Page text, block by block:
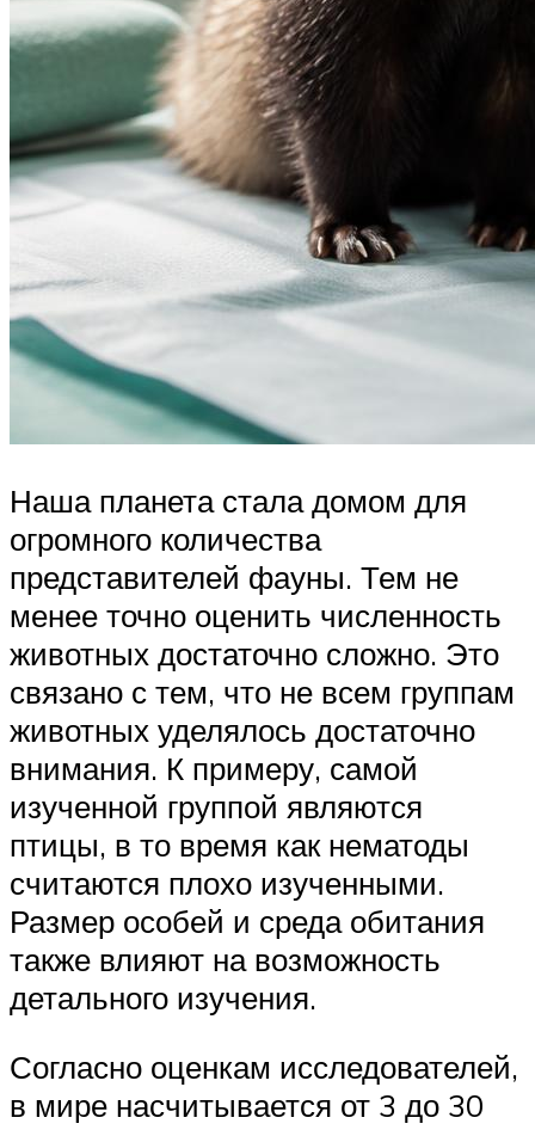
Наша планета стала домом для
огромного количества
представителей фауны. Тем не
менее точно оценить численность
животных достаточно сложно. Это
связано с тем, что не всем группам
животных уделялось достаточно
внимания. К примеру, самой
изученной группой являются
птицы, в то время как нематоды
считаются плохо изученными.
Размер особей и среда обитания
также влияют на возможность
детального изучения.
Согласно оценкам исследователей,
в мире насчитывается от 3 до 30